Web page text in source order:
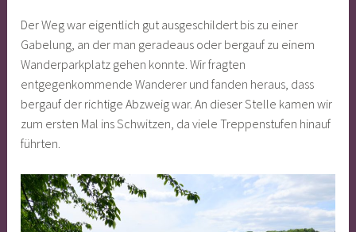
Der Weg war eigentlich gut ausgeschildert bis zu einer
Gabelung, an der man geradeaus oder bergauf zu einem
Wanderparkplatz gehen konnte. Wir fragten
entgegenkommende Wanderer und fanden heraus, dass
bergauf der richtige Abzweig war. An dieser Stelle kamen wir
zum ersten Mal ins Schwitzen, da viele Treppenstufen hinauf
führten.